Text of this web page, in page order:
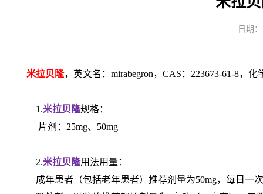
日期：
米拉贝隆，英文名：mirabegron，CAS：223673-61-8，
1.米拉贝隆规格：
片剂：25mg、50mg
2.米拉贝隆用法用量：
成年患者（包括老年患者）推荐剂量为50mg，每日一